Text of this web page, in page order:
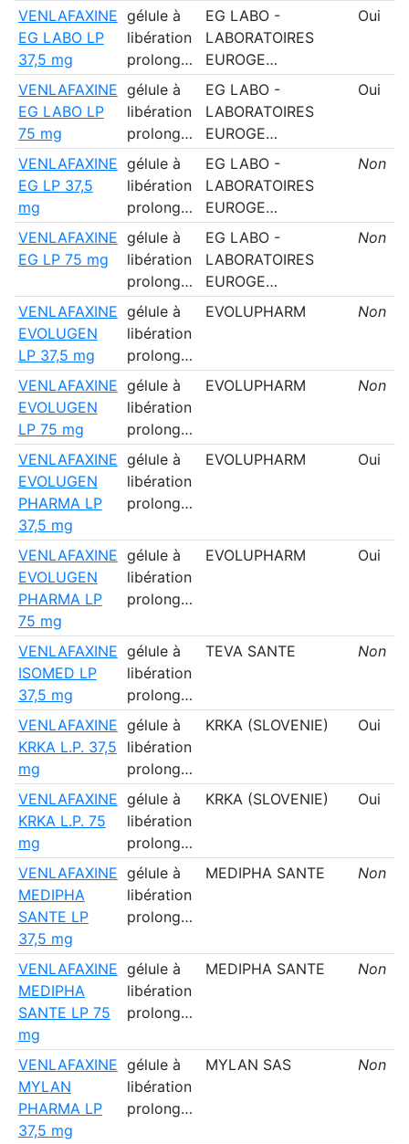
VENLAFAXINE
EG LABO LP
37,5 mg
gélule à
libération
prolong…
EG LABO -
LABORATOIRES
EUROGE…
Oui
VENLAFAXINE
EG LABO LP
75 mg
gélule à
libération
prolong…
EG LABO -
LABORATOIRES
EUROGE…
Oui
VENLAFAXINE
EG LP 37,5
mg
gélule à
libération
prolong…
EG LABO -
LABORATOIRES
EUROGE…
Non
VENLAFAXINE
EG LP 75 mg
gélule à
libération
prolong…
EG LABO -
LABORATOIRES
EUROGE…
Non
VENLAFAXINE
EVOLUGEN
LP 37,5 mg
gélule à
libération
prolong…
EVOLUPHARM Non
VENLAFAXINE
EVOLUGEN
LP 75 mg
gélule à
libération
prolong…
EVOLUPHARM Non
VENLAFAXINE
EVOLUGEN
PHARMA LP
37,5 mg
gélule à
libération
prolong…
EVOLUPHARM Oui
VENLAFAXINE
EVOLUGEN
PHARMA LP
75 mg
gélule à
libération
prolong…
EVOLUPHARM Oui
VENLAFAXINE
ISOMED LP
37,5 mg
gélule à
libération
prolong…
TEVA SANTE Non
VENLAFAXINE
KRKA L.P. 37,5
mg
gélule à
libération
prolong…
KRKA (SLOVENIE) Oui
VENLAFAXINE
KRKA L.P. 75
mg
gélule à
libération
prolong…
KRKA (SLOVENIE) Oui
VENLAFAXINE
MEDIPHA
SANTE LP
37,5 mg
gélule à
libération
prolong…
MEDIPHA SANTE Non
VENLAFAXINE
MEDIPHA
SANTE LP 75
mg
gélule à
libération
prolong…
MEDIPHA SANTE Non
VENLAFAXINE
MYLAN
PHARMA LP
37,5 mg
gélule à
libération
prolong…
MYLAN SAS Non